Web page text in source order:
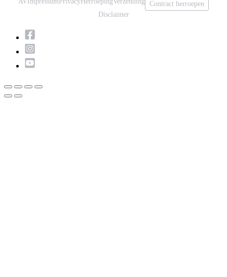
Contract herroepen
Disclaimer
Scroll
naar